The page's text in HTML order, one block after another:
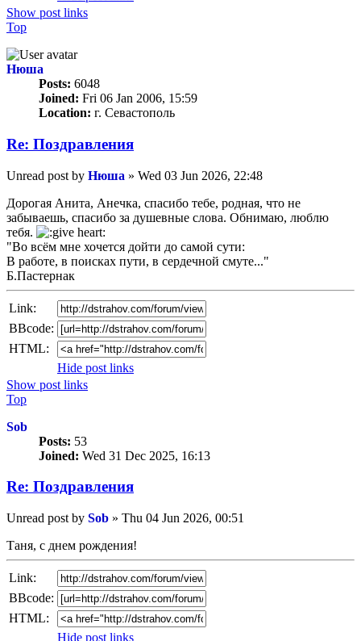
Show post links
Top
Нюша
Posts: 6048
Joined: Fri 06 Jan 2006, 15:59
Location: г. Севастополь
Re: Поздравлeния
Unread post by Нюша » Wed 03 Jun 2026, 22:48
Дорогая Анита, Анечка, спасибо тебе, родная, что не
забываешь, спасибо за душевные слова. Обнимаю, люблю
тебя.
"Во всём мне хочется дойти до самой сути:
В работе, в поисках пути, в сердечной смуте..."
Б.Пастернак
Link:
BBcode:
HTML:
Hide post links
Show post links
Top
Sob
Posts: 53
Joined: Wed 31 Dec 2025, 16:13
Re: Поздравлeния
Unread post by Sob » Thu 04 Jun 2026, 00:51
Таня, с днем ​​рождения!
Link:
BBcode:
HTML:
Hide post links